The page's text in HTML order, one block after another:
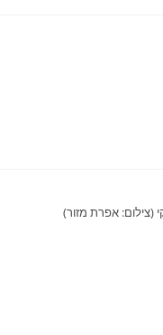
(צילום: אפרת מזור)